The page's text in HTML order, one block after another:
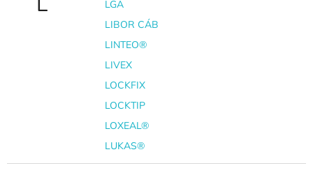
LGA
LIBOR CÁB
LINTEO®
LIVEX
LOCKFIX
LOCKTIP
LOXEAL®
LUKAS®